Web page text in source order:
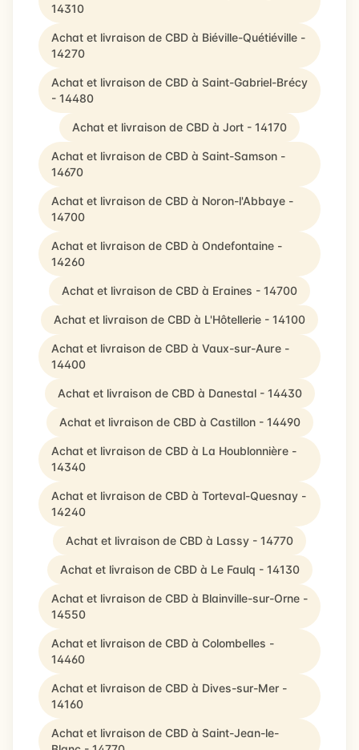
14310
Achat et livraison de CBD à Biéville-Quétiéville -
14270
Achat et livraison de CBD à Saint-Gabriel-Brécy
- 14480
Achat et livraison de CBD à Jort - 14170
Achat et livraison de CBD à Saint-Samson -
14670
Achat et livraison de CBD à Noron-l'Abbaye -
14700
Achat et livraison de CBD à Ondefontaine -
14260
Achat et livraison de CBD à Eraines - 14700
Achat et livraison de CBD à L'Hôtellerie - 14100
Achat et livraison de CBD à Vaux-sur-Aure -
14400
Achat et livraison de CBD à Danestal - 14430
Achat et livraison de CBD à Castillon - 14490
Achat et livraison de CBD à La Houblonnière -
14340
Achat et livraison de CBD à Torteval-Quesnay -
14240
Achat et livraison de CBD à Lassy - 14770
Achat et livraison de CBD à Le Faulq - 14130
Achat et livraison de CBD à Blainville-sur-Orne -
14550
Achat et livraison de CBD à Colombelles -
14460
Achat et livraison de CBD à Dives-sur-Mer -
14160
Achat et livraison de CBD à Saint-Jean-le-